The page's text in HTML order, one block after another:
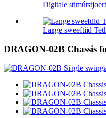
Digitale
Lange sweeftiid
DRAGON-02B Chassis